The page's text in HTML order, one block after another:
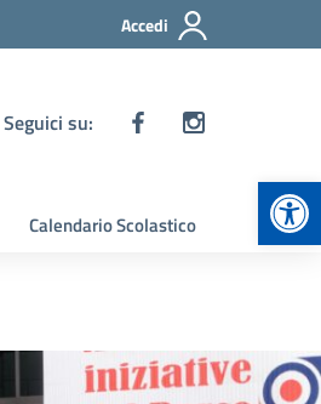
Accedi
Seguici su:
Calendario Scolastico